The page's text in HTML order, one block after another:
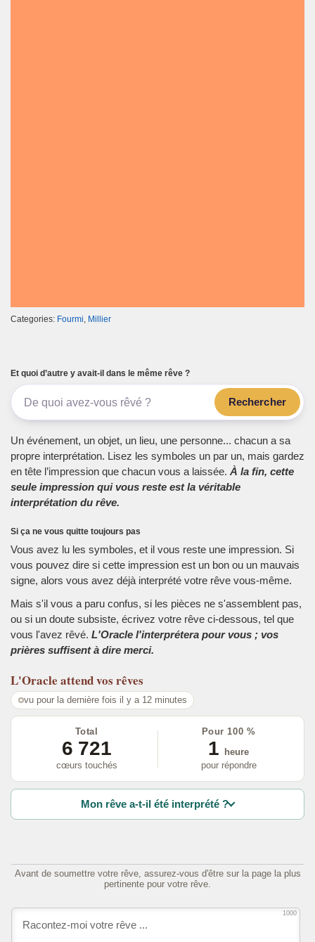
Categories: Fourmi, Millier
Et quoi d’autre y avait-il dans le même rêve ?
Rechercher
Un événement, un objet, un lieu, une personne... chacun a sa
propre interprétation. Lisez les symboles un par un, mais gardez
en tête l’impression que chacun vous a laissée. À la fin, cette
seule impression qui vous reste est la véritable
interprétation du rêve.
Si ça ne vous quitte toujours pas
Vous avez lu les symboles, et il vous reste une impression. Si
vous pouvez dire si cette impression est un bon ou un mauvais
signe, alors vous avez déjà interprété votre rêve vous-même.
Mais s'il vous a paru confus, si les pièces ne s'assemblent pas,
ou si un doute subsiste, écrivez votre rêve ci-dessous, tel que
vous l'avez rêvé. L'Oracle l'interprétera pour vous ; vos
prières suffisent à dire merci.
L'Oracle attend vos rêves
vu pour la dernière fois il y a 12 minutes
Total
6 721
cœurs touchés
Pour 100 %
1
heure
pour répondre
Mon rêve a-t-il été interprété ?
Avant de soumettre votre rêve, assurez-vous d'être sur la page la plus
pertinente pour votre rêve.
1000